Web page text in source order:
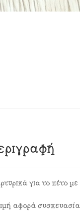
για το πέτο
αφορά